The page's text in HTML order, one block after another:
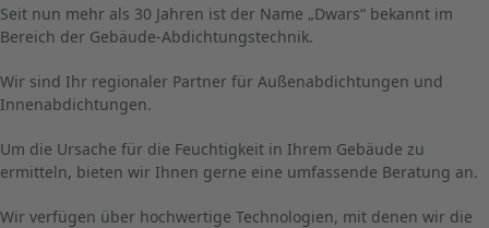
Seit nun mehr als 30 Jahren ist der Name „Dwars“ bekannt im
Bereich der Gebäude-Abdichtungstechnik.
Wir sind Ihr regionaler Partner für Außenabdichtungen und
Innenabdichtungen.
Um die Ursache für die Feuchtigkeit in Ihrem Gebäude zu
ermitteln, bieten wir Ihnen gerne eine umfassende Beratung an.
Wir verfügen über hochwertige Technologien, mit denen wir die